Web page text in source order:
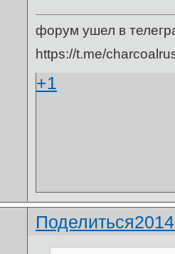
форум ушел в
https://t.me/
+1
Поделиться